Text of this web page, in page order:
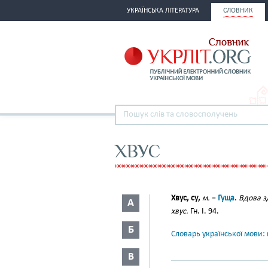
УКРАЇНСЬКА ЛІТЕРАТУРА СЛОВНИК
ХВУС
А
Б
В
Хвус, су, м. = Гуща. Вдова
хвус. Гн. І. 94.
Словарь української